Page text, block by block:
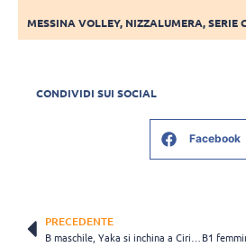
MESSINA VOLLEY, NIZZALUMERA,SERIE
CONDIVIDI SUI SOCIAL
Facebook
PRECEDENTE